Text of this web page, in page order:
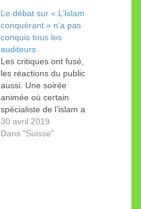
Le débat sur « L’Islam
conquérant » n’a pas
conquis tous les
auditeurs
Les critiques ont fusé,
les réactions du public
aussi. Une soirée
animée où certain
spécialiste de l’islam a
étonné. Près de 300
personnes ont assisté
30 avril 2019
Dans "Suisse"